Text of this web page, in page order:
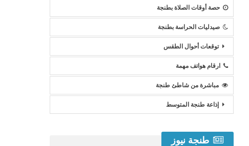
حصة أوقات الصلاة بطنجة
صيدليات الحراسة بطنجة
توقعات أحوال الطقس
ارقام هواتف مهمة
مباشرة من شاطئ طنجة
إذاعة طنجة المتوسط
طنجة نيوز